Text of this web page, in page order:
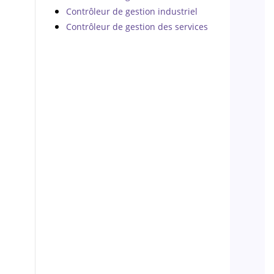
Contrôleur de gestion industriel
Contrôleur de gestion des services